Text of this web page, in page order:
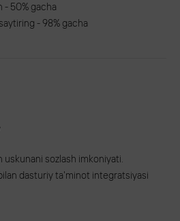
- 50% gacha
- 98% gacha
uskunani sozlash imkoniyati.
dasturiy ta'minot integratsiyasi